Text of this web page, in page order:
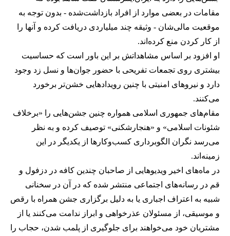
مقامات در بعضی موارد از افراد بازداشت‌‌شده - بدون توجه به
موقعیت مالی‌شان - وثیقه چند میلیاردی دریافت کرده و آنها را
از کار کردن منع کرده‌اند.
او افزود بر اساس مشاهداتش بر این باور است که حساسیت
بیشتری روی تجمعات تفریحی با حضور جوان‌ها و نسل زد وجود
دارد و نیروهای امنیتی با چنین رویدادهایی خشن‌تر برخورد
می‌کنند.
مقام‌های جمهوری اسلامی همواره چنین جشن‌هایی را «برخلاف
شئونات اسلامی» و «هنجارشکنی» توصیف کرده و به نظر
می‌رسد نگران الگوبرداری کسب‌وکارها از یکدیگر در این
زمینه‌اند.
در ماه‌های اخیر ویدیوهایی از صاحبان چندین کافه در دزفول و
قم در رسانه‌های اجتماعی منتشر شده که در آن در سخنانی
شبیه به اعتراف اجباری یا به دلیل برگزاری جشن همراه با رقص
و موسیقی، از مسئولان عذرخواهی و ابراز ندامت می‌کنند یا از
مشتریان خود می‌خواهند برای جلوگیری از پلمب شدن، حجاب را